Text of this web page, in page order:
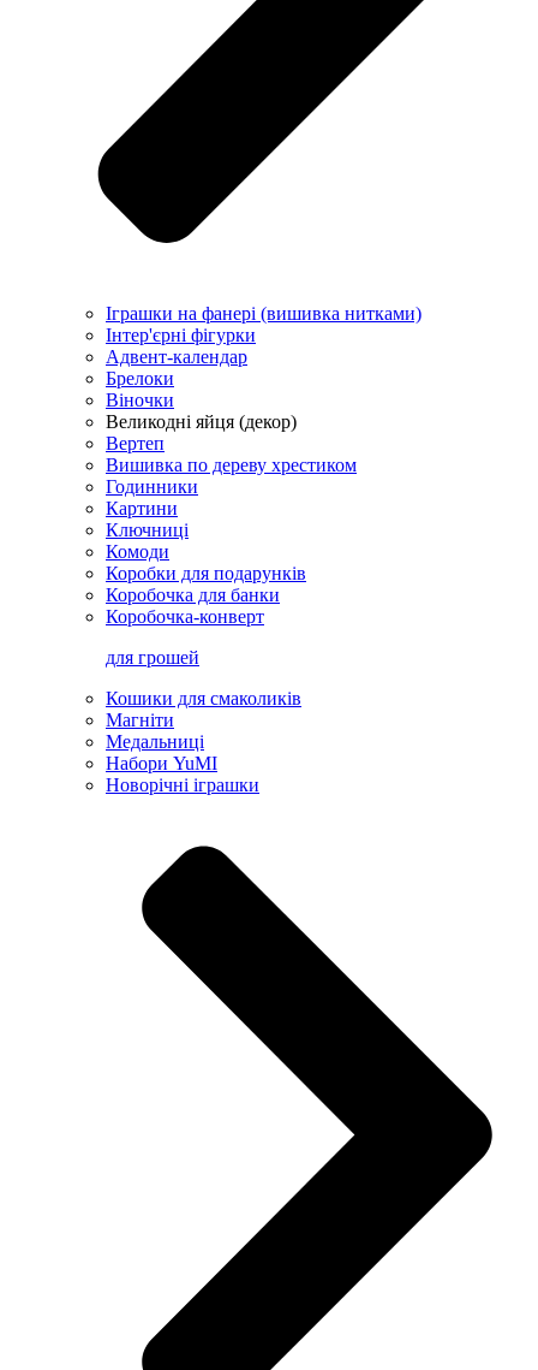
Іграшки на фанері (вишивка нитками)
Інтер'єрні фігурки
Адвент-календар
Брелоки
Віночки
Великодні яйця (декор)
Вертеп
Вишивка по дереву хрестиком
Годинники
Картини
Ключниці
Комоди
Коробки для подарунків
Коробочка для банки
Коробочка-конверт
для грошей
Кошики для смаколиків
Магніти
Медальниці
Набори YuMI
Новорічні іграшки